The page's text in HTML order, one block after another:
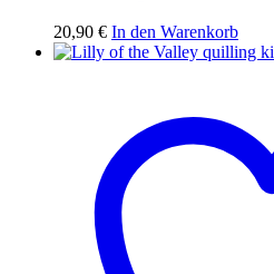
20,90 € In den Warenkorb